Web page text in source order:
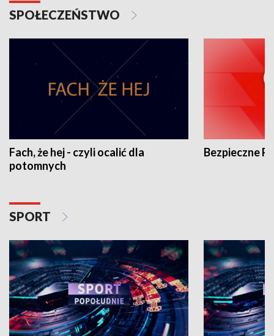
SPOŁECZEŃSTWO
Fach, że hej - czyli ocalić dla
potomnych
Bezpieczne
SPORT